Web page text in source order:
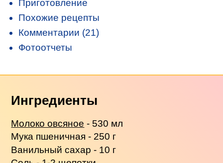
Приготовление
Похожие рецепты
Комментарии (21)
Фотоотчеты
Ингредиенты
Молоко овсяное - 530 мл
Мука пшеничная - 250 г
Ванильный сахар - 10 г